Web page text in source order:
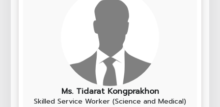
Ms. Tidarat Kongprakhon
Skilled Service Worker (Science and Medical)